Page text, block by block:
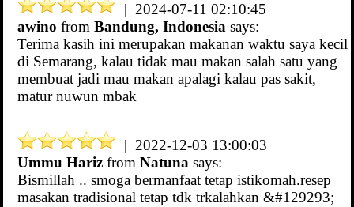
| 2024-07-11 02:10:45
awino from Bandung, Indonesia says:
Terima kasih ini merupakan makanan waktu saya kecil
di Semarang, kalau tidak mau makan salah satu yang
membuat jadi mau makan apalagi kalau pas sakit,
matur nuwun mbak
| 2022-12-03 13:00:03
Ummu Hariz from Natuna says:
Bismillah .. smoga bermanfaat tetap istikomah.resep
masakan tradisional tetap tdk trkalahkan &#129293;